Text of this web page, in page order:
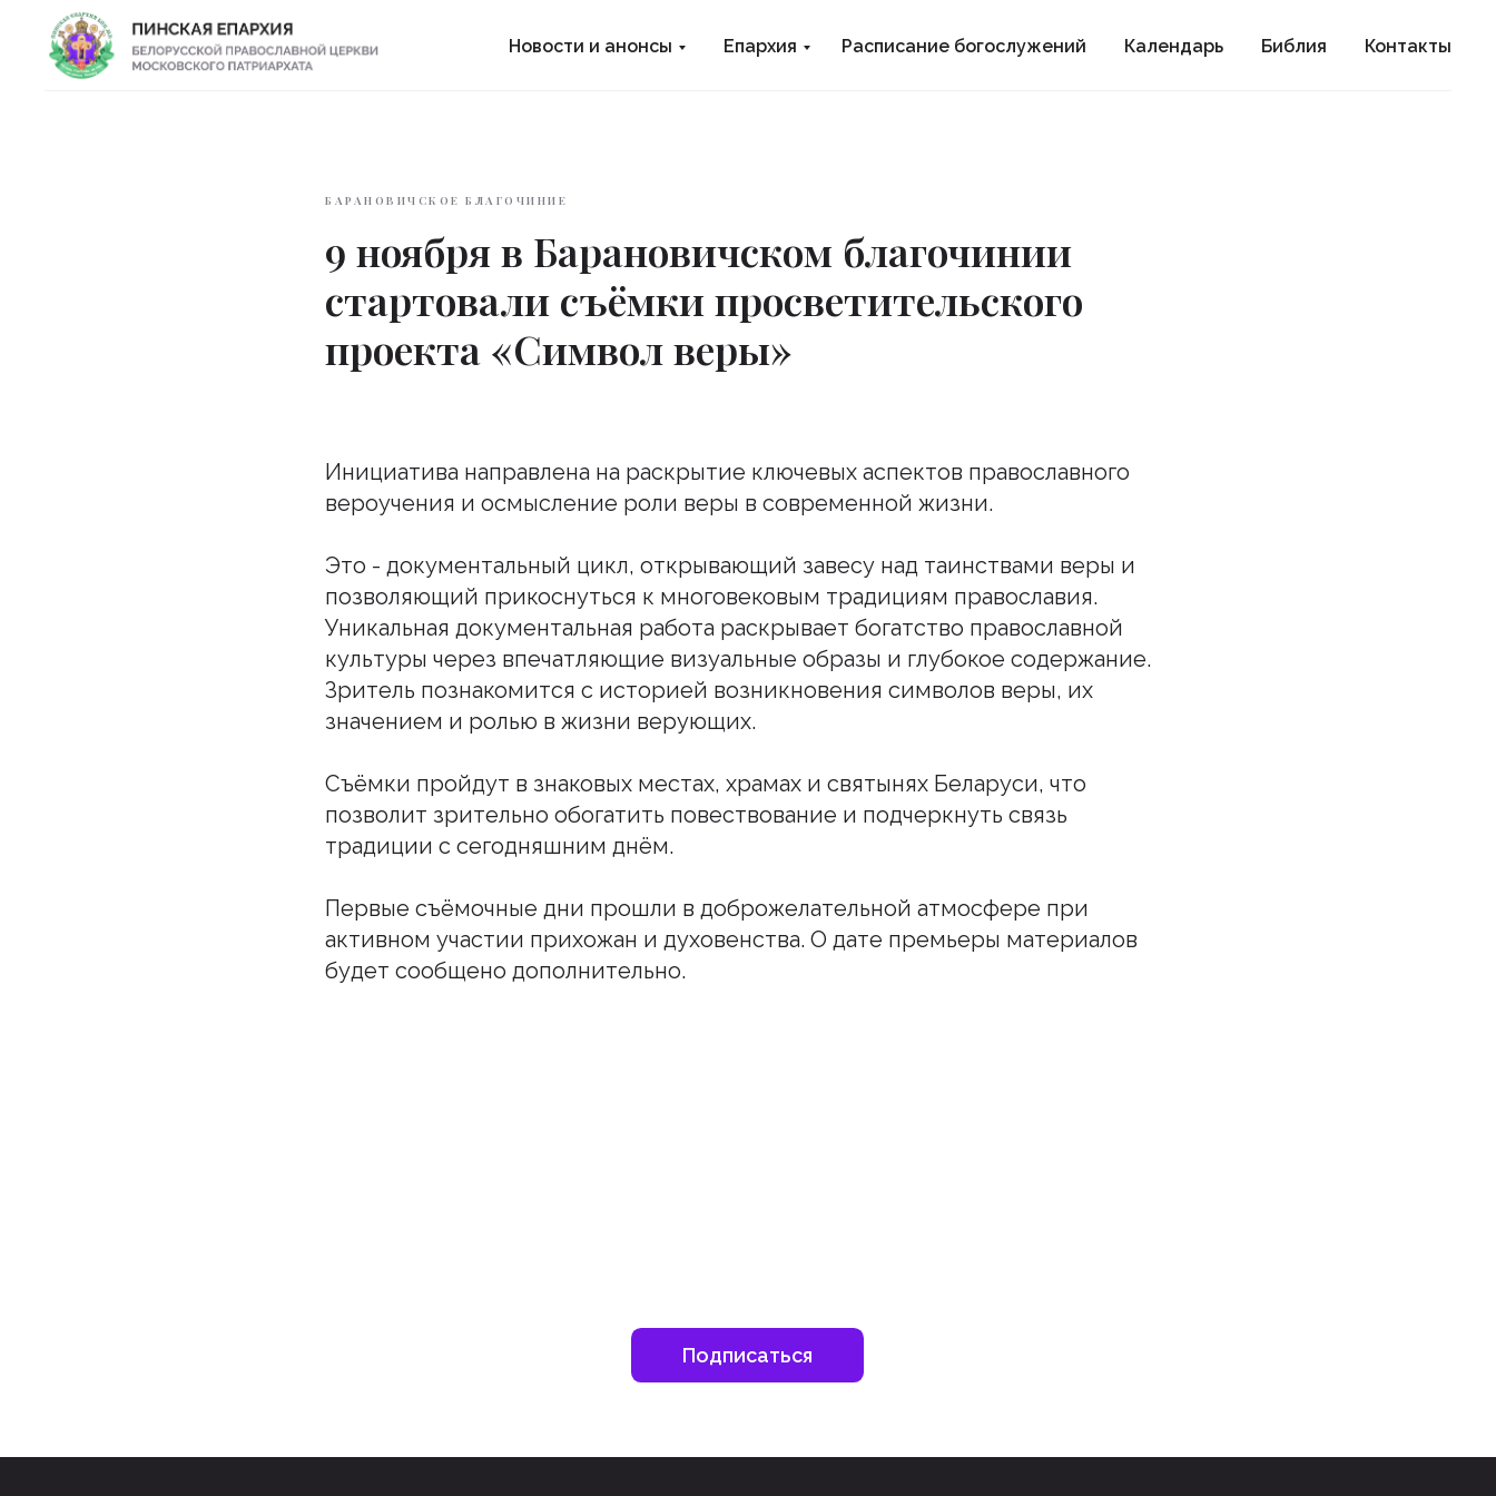
Новости и анонсы Епархия Расписание богослужений Календарь Библия Контакты
БАРАНОВИЧСКОЕ БЛАГОЧИНИЕ
9 ноября в Барановичском благочинии
стартовали съёмки просветительского
проекта «Символ веры»
Инициатива направлена на раскрытие ключевых аспектов православного
вероучения и осмысление роли веры в современной жизни.
Это - документальный цикл, открывающий завесу над таинствами веры и
позволяющий прикоснуться к многовековым традициям православия.
Уникальная документальная работа раскрывает богатство православной
культуры через впечатляющие визуальные образы и глубокое содержание.
Зритель познакомится с историей возникновения символов веры, их
значением и ролью в жизни верующих.
Съёмки пройдут в знаковых местах, храмах и святынях Беларуси, что
позволит зрительно обогатить повествование и подчеркнуть связь
традиции с сегодняшним днём.
Первые съёмочные дни прошли в доброжелательной атмосфере при
активном участии прихожан и духовенства. О дате премьеры материалов
будет сообщено дополнительно.